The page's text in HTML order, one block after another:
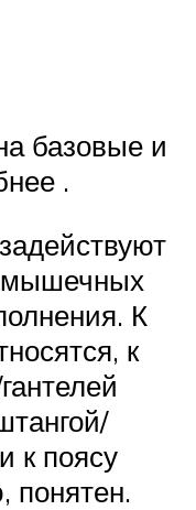
базовые и
.
мышечных
К
к
к поясу
понятен.